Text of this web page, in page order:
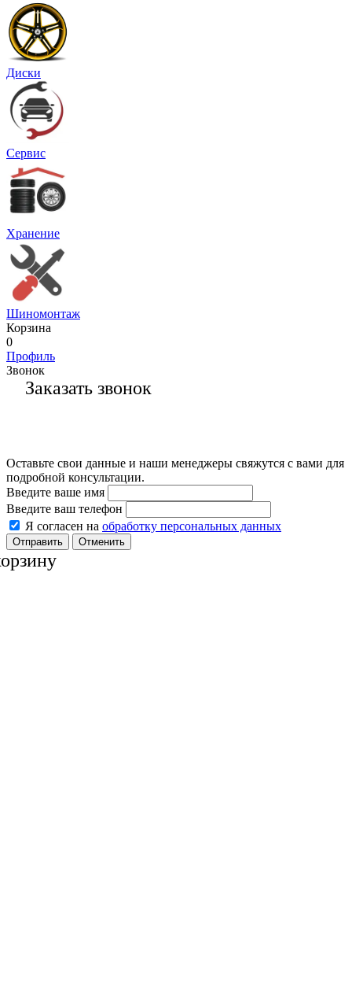
Диски
Сервис
Хранение
Шиномонтаж
Корзина
0
Профиль
Звонок
Заказать звонок
Оставьте свои данные и наши менеджеры свяжутся с вами для
подробной консультации.
Введите ваше имя
Введите ваш телефон
Я согласен на обработку персональных данных
Отменить